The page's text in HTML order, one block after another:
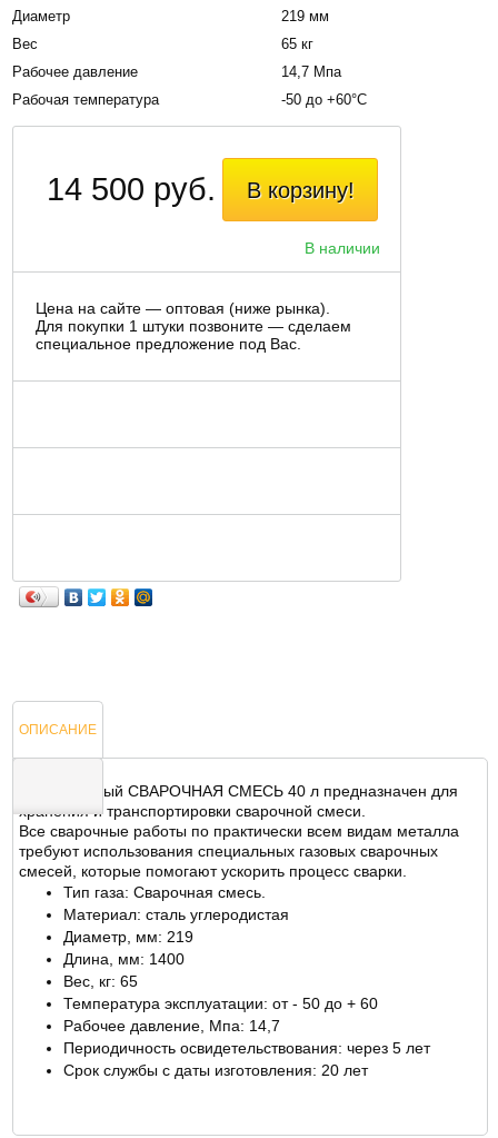
Диаметр
219 мм
Вес
65 кг
Рабочее давление
14,7 Мпа
Рабочая температура
-50 до +60°С
В корзину!
В наличии
14 500 руб.
Цена на сайте — оптовая (ниже рынка).
Для покупки 1 штуки позвоните — сделаем
специальное предложение под Вас.
ОПИСАНИЕ
ОТЗЫВЫ
Баллон новый СВАРОЧНАЯ СМЕСЬ 40 л предназначен для
хранения и транспортировки сварочной смеси.
Все сварочные работы по практически всем видам металла
требуют использования специальных газовых сварочных
смесей, которые помогают ускорить процесс сварки.
Тип газа: Сварочная смесь.
Материал: сталь углеродистая
Диаметр, мм: 219
Длина, мм: 1400
Вес, кг: 65
Температура эксплуатации: от - 50 до + 60
Рабочее давление, Мпа: 14,7
Периодичность освидетельствования: через 5 лет
Срок службы с даты изготовления: 20 лет